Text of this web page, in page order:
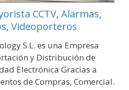
CCTV, Alarmas,
Videoporteros
S.L. es una Empresa
y Distribución de
Electrónica Gracias a
de Compras, Comercial.